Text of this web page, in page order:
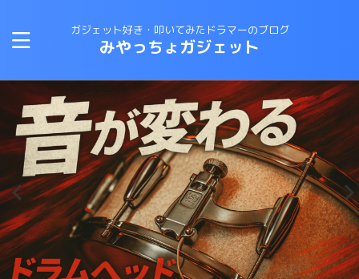
ガジェット好き・叩いてみたドラマーのブログ
みやっちょガジェット